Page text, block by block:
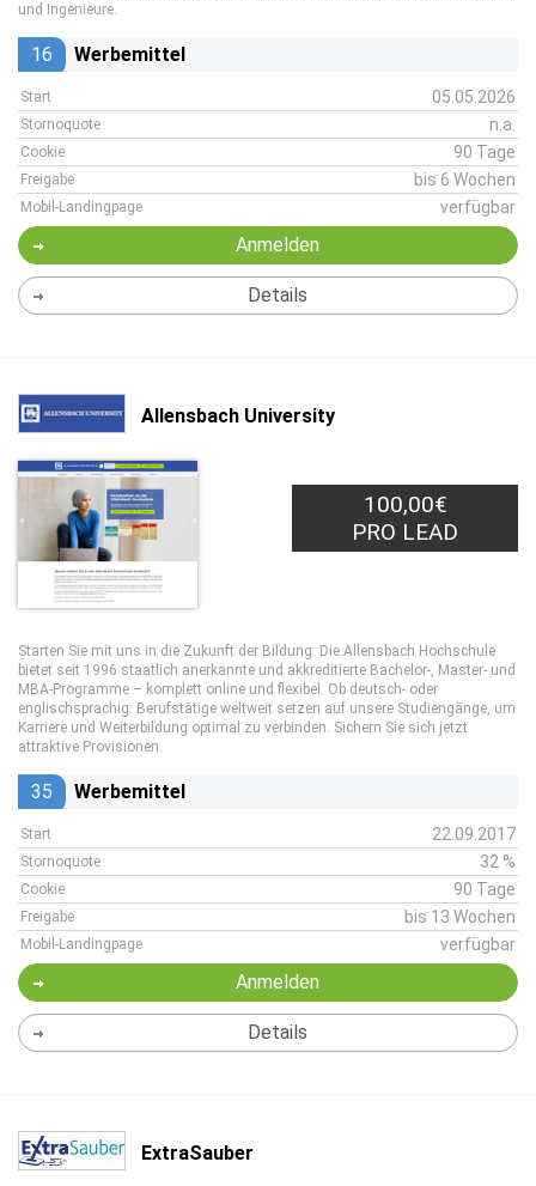
und Ingenieure.
16 Werbemittel
Start 05.05.2026
Stornoquote n.a.
Cookie 90 Tage
Freigabe bis 6 Wochen
Mobil-Landingpage verfügbar
Anmelden
Details
Allensbach University
100,00€
PRO LEAD
Starten Sie mit uns in die Zukunft der Bildung: Die Allensbach Hochschule
bietet seit 1996 staatlich anerkannte und akkreditierte Bachelor-, Master- und
MBA-Programme – komplett online und flexibel. Ob deutsch- oder
englischsprachig: Berufstätige weltweit setzen auf unsere Studiengänge, um
Karriere und Weiterbildung optimal zu verbinden. Sichern Sie sich jetzt
attraktive Provisionen.
35 Werbemittel
Start 22.09.2017
Stornoquote 32 %
Cookie 90 Tage
Freigabe bis 13 Wochen
Mobil-Landingpage verfügbar
Anmelden
Details
ExtraSauber